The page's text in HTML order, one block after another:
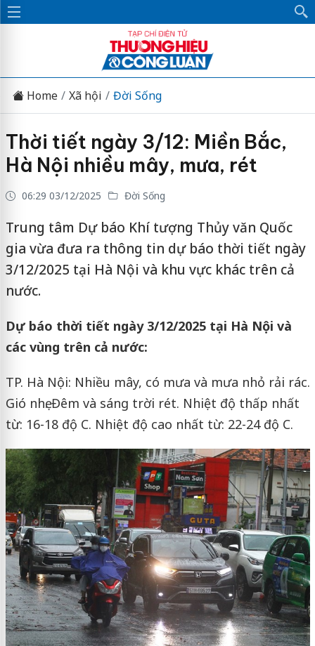
Home Xã hội Đời Sống
Thời tiết ngày 3/12: Miền Bắc,
Hà Nội nhiều mây, mưa, rét
06:29 03/12/2025 Đời Sống
Trung tâm Dự báo Khí tượng Thủy văn Quốc
gia vừa đưa ra thông tin dự báo thời tiết ngày
3/12/2025 tại Hà Nội và khu vực khác trên cả
nước.
Dự báo thời tiết ngày 3/12/2025 tại Hà Nội và
các vùng trên cả nước:
TP. Hà Nội: Nhiều mây, có mưa và mưa nhỏ rải rác.
Gió nhẹ. Đêm và sáng trời rét. Nhiệt độ thấp nhất
từ: 16-18 độ C. Nhiệt độ cao nhất từ: 22-24 độ C.